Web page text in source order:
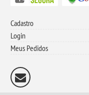
Cadastro
Login
Meus Pedidos